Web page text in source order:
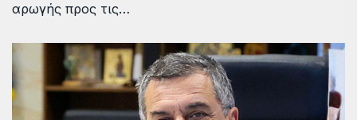
αρωγής προς τις…